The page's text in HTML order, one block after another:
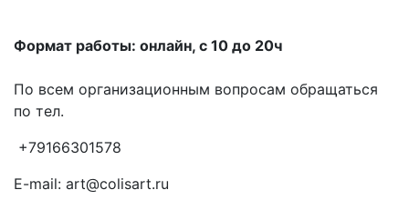
Формат работы: онлайн, с 10 до 20ч
По всем организационным вопросам обращаться
по тел.
+79166301578
E-mail: art@colisart.ru